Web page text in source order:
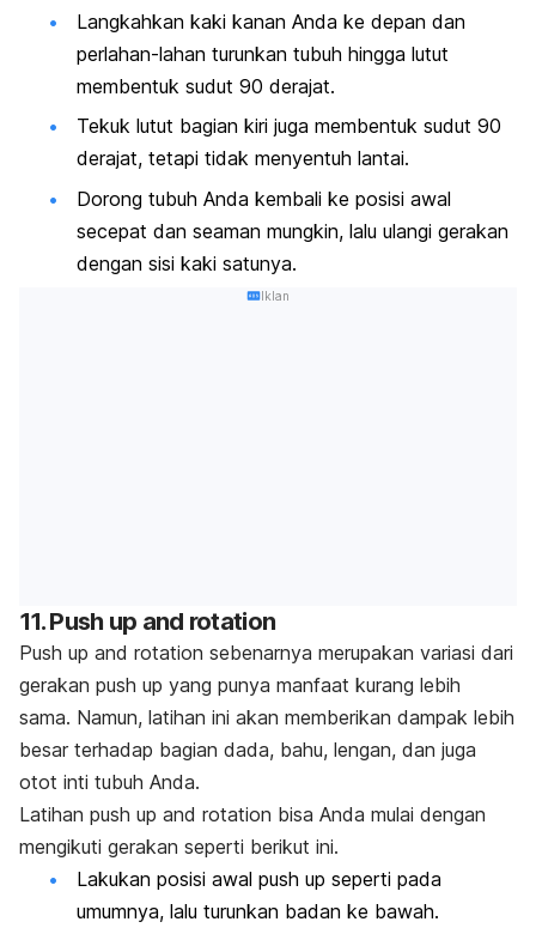
Langkahkan kaki kanan Anda ke depan dan
perlahan-lahan turunkan tubuh hingga lutut
membentuk sudut 90 derajat.
Tekuk lutut bagian kiri juga membentuk sudut 90
derajat, tetapi tidak menyentuh lantai.
Dorong tubuh Anda kembali ke posisi awal
secepat dan seaman mungkin, lalu ulangi gerakan
dengan sisi kaki satunya.
Iklan
11.Push up and rotation
Push up and rotation sebenarnya merupakan variasi dari
gerakan push up yang punya manfaat kurang lebih
sama. Namun, latihan ini akan memberikan dampak lebih
besar terhadap bagian dada, bahu, lengan, dan juga
otot inti tubuh Anda.
Latihan push up and rotation bisa Anda mulai dengan
mengikuti gerakan seperti berikut ini.
Lakukan posisi awal push up seperti pada
umumnya, lalu turunkan badan ke bawah.